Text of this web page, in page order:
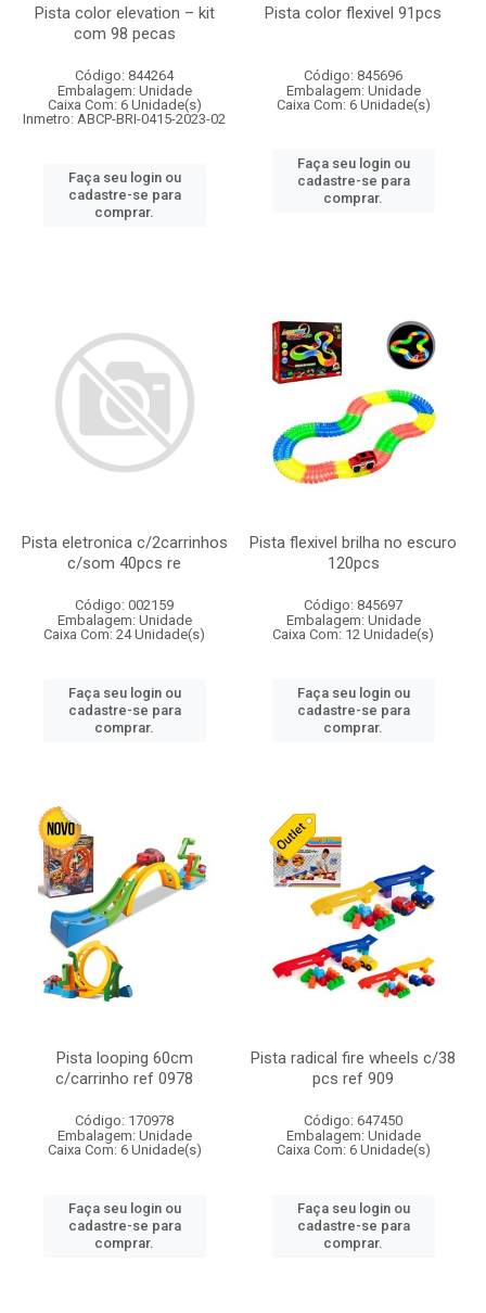
Pista color elevation – kit
com 98 pecas
Código: 844264
Embalagem: Unidade
Caixa Com: 6 Unidade(s)
Inmetro: ABCP-BRI-0415-2023-02
Faça seu login ou
cadastre-se para
comprar.
Pista color flexivel 91pcs
Código: 845696
Embalagem: Unidade
Caixa Com: 6 Unidade(s)
Faça seu login ou
cadastre-se para
comprar.
Pista eletronica c/2carrinhos
c/som 40pcs re
Código: 002159
Embalagem: Unidade
Caixa Com: 24 Unidade(s)
Faça seu login ou
cadastre-se para
comprar.
Pista flexivel brilha no escuro
120pcs
Código: 845697
Embalagem: Unidade
Caixa Com: 12 Unidade(s)
Faça seu login ou
cadastre-se para
comprar.
Pista looping 60cm
c/carrinho ref 0978
Código: 170978
Embalagem: Unidade
Caixa Com: 6 Unidade(s)
Faça seu login ou
cadastre-se para
comprar.
Pista radical fire wheels c/38
pcs ref 909
Código: 647450
Embalagem: Unidade
Caixa Com: 6 Unidade(s)
Faça seu login ou
cadastre-se para
comprar.